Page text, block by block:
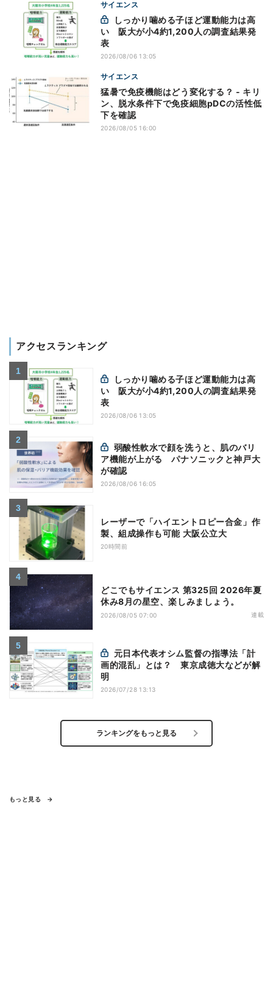
サイエンス
い 阪大が小4約1,200人の調査結果発
表
2026/08/06 13:05
サイエンス
猛暑で免疫機能はどう変化する？ - キリ
ン、脱水条件下で免疫細胞pDCの活性低
下を確認
2026/08/05 16:00
アクセスランキング
い 阪大が小4約1,200人の調査結果発
表
2026/08/06 13:05
ア機能が上がる パナソニックと神戸大
が確認
2026/08/06 16:05
レーザーで「ハイエントロピー合金」作
製、組成操作も可能 大阪公立大
20時間前
どこでもサイエンス 第325回 2026年夏
休み8月の星空、楽しみましょう。
2026/08/05 07:00 連載
画的混乱」とは？ 東京成徳大などが解
明
2026/07/28 13:13
ランキングをもっと見る
もっと見る